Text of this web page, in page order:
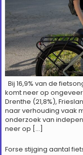
Bij 16,9% van de
komt neer op
Drenthe (21,8%),
naar verhouding vaak
onderzoek van
neer op […]
Forse stijging aantal